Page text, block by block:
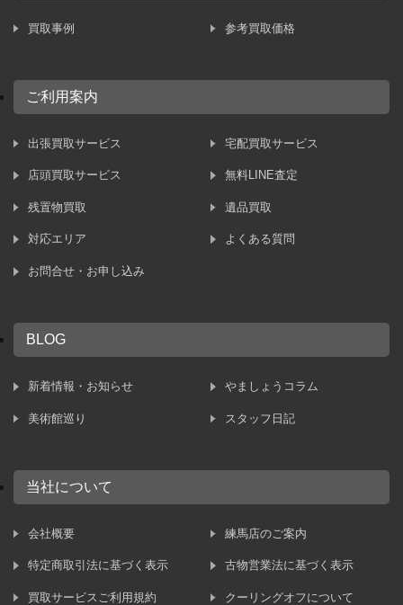
買取事例 参考買取価格
ご利用案内
出張買取サービス 宅配買取サービス
店頭買取サービス 無料LINE査定
残置物買取 遺品買取
対応エリア よくある質問
お問合せ・お申し込み
BLOG
新着情報・お知らせ やましょうコラム
美術館巡り スタッフ日記
当社について
会社概要 練馬店のご案内
特定商取引法に基づく表示 古物営業法に基づく表示
買取サービスご利用規約 クーリングオフについて